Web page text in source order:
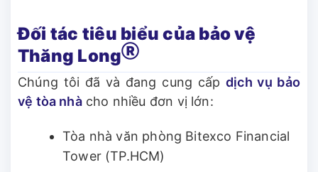
Đối tác tiêu biểu của bảo vệ
Thăng LongⓇ
Chúng tôi đã và đang cung cấp dịch vụ bảo
vệ tòa nhàcho nhiều đơn vị lớn:
Tòa nhà văn phòng Bitexco Financial
Tower (TP.HCM)